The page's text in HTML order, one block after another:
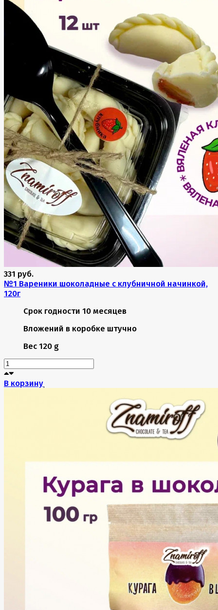
331 руб.
№1 Вареники шоколадные с клубничной начинкой,
120г
Срок годности 10 месяцев
Вложений в коробке штучно
Вес 120 g
В корзину